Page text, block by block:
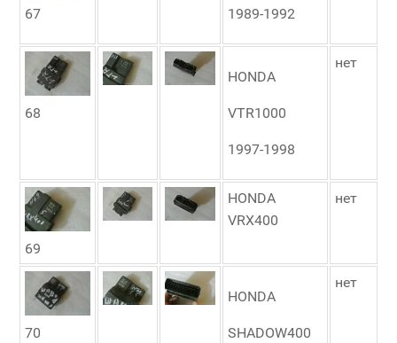
67 1989-1992
68
HONDA
VTR1000
1997-1998
нет
69
HONDA
VRX400
нет
70
HONDA
SHADOW400
нет